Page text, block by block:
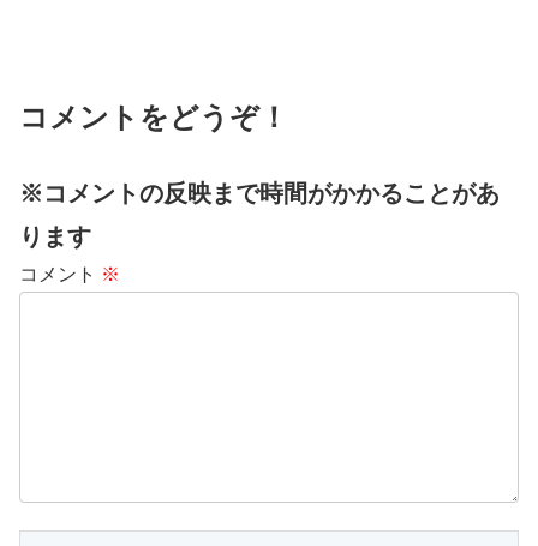
コメントをどうぞ！
※コメントの反映まで時間がかかることがあ
ります
コメント ※